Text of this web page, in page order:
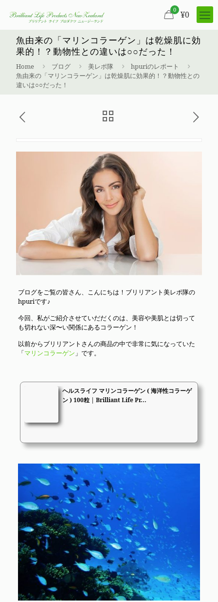
0 ¥0
魚由来の「マリンコラーゲン」は乾燥肌に効
果的！？動物性との違いは○○だった！
Home ブログ 美レポ隊
hpuriのレポート
魚由来の「マリンコラーゲン」は乾燥肌に効果的！？動物性との
違いは○○だった！
ブログをご覧の皆さん、こんにちは！ブリリアント美レポ隊の
hpuriです♪
今回、私がご紹介させていだだくのは、美容や美肌とは切って
も切れない深〜い関係にあるコラーゲン！
以前からブリリアントさんの商品の中で非常に気になっていた
「マリンコラーゲン 」です。
ヘルスライフ マリンコラーゲン ( 海洋性コラーゲ
ン ) 100粒 | Brilliant Life Pr...